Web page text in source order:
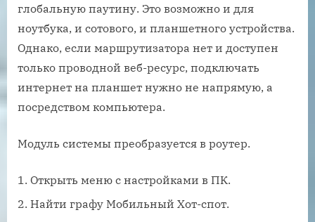
глобальную паутину. Это возможно и для
ноутбука, и сотового, и планшетного устройства.
Однако, если маршрутизатора нет и доступен
только проводной веб-ресурс, подключать
интернет на планшет нужно не напрямую, а
посредством компьютера.
Модуль системы преобразуется в роутер.
Открыть меню с настройками в ПК.
Найти графу Мобильный Хот-спот.